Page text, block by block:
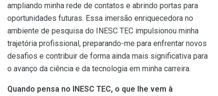
ampliando minha rede de contatos e abrindo portas para
oportunidades futuras. Essa imersão enriquecedora no
ambiente de pesquisa do INESC TEC impulsionou minha
trajetória profissional, preparando-me para enfrentar novos
desafios e contribuir de forma ainda mais significativa para
o avanço da ciência e da tecnologia em minha carreira.
Quando pensa no INESC TEC, o que lhe vem à